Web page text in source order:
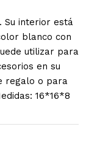
Su interior está
blanco con
utilizar para
en su
regalo o para
16*16*8